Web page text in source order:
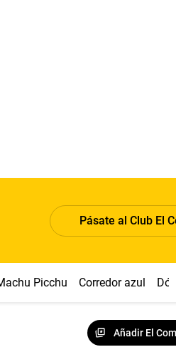
Pásate al Club El
Picchu Corredor azul
Añadir El